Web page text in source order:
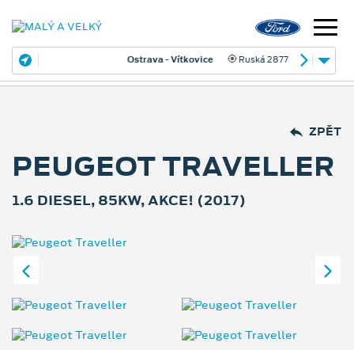
Ostrava - Vítkovice Ruská 2877
ZPĚT
PEUGEOT TRAVELLER
1.6 DIESEL, 85KW, AKCE! (2017)